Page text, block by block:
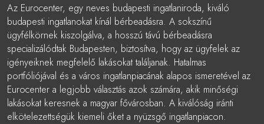
Az Eurocenter, egy neves budapesti ingatlaniroda, kiváló
budapesti ingatlanokat kínál bérbeadásra. A sokszínű
ügyfélkörnek kiszolgálva, a hosszú távú bérbeadásra
specializálódtak Budapesten, biztosítva, hogy az ügyfelek az
igényeiknek megfelelő lakásokat találjanak. Hatalmas
portfóliójával és a város ingatlanpiacának alapos ismeretével az
Eurocenter a legjobb választás azok számára, akik minőségi
lakásokat keresnek a magyar fővárosban. A kiválóság iránti
elkötelezettségük kiemeli őket a nyüzsgő ingatlanpiacon.